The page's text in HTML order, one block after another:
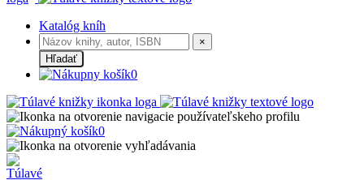
Katalóg kníh
×
Hľadať
0
0